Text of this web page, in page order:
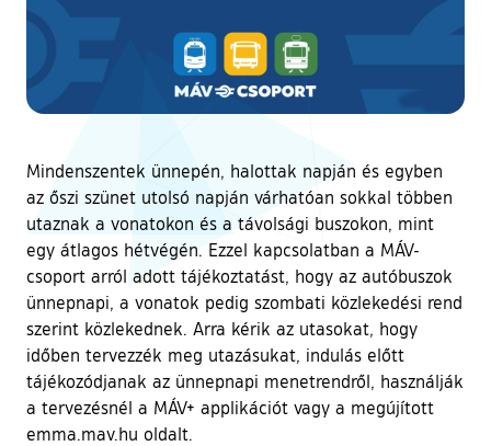
Mindenszentek ünnepén, halottak napján és egyben
az őszi szünet utolsó napján várhatóan sokkal többen
utaznak a vonatokon és a távolsági buszokon, mint
egy átlagos hétvégén. Ezzel kapcsolatban a MÁV-
csoport arról adott tájékoztatást, hogy az autóbuszok
ünnepnapi, a vonatok pedig szombati közlekedési rend
szerint közlekednek. Arra kérik az utasokat, hogy
időben tervezzék meg utazásukat, indulás előtt
tájékozódjanak az ünnepnapi menetrendről, használják
a tervezésnél a MÁV+ applikációt vagy a megújított
emma.mav.hu oldalt.